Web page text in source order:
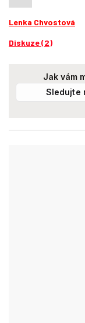
Lenka Chvostová
Diskuze (2)
Jak vám
Sledujte